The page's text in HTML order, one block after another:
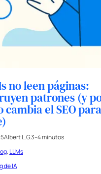
no leen páginas:
patrones (y
cambia el SEO para
Albert L.G.3–4 minutos
, LLMs
de IA